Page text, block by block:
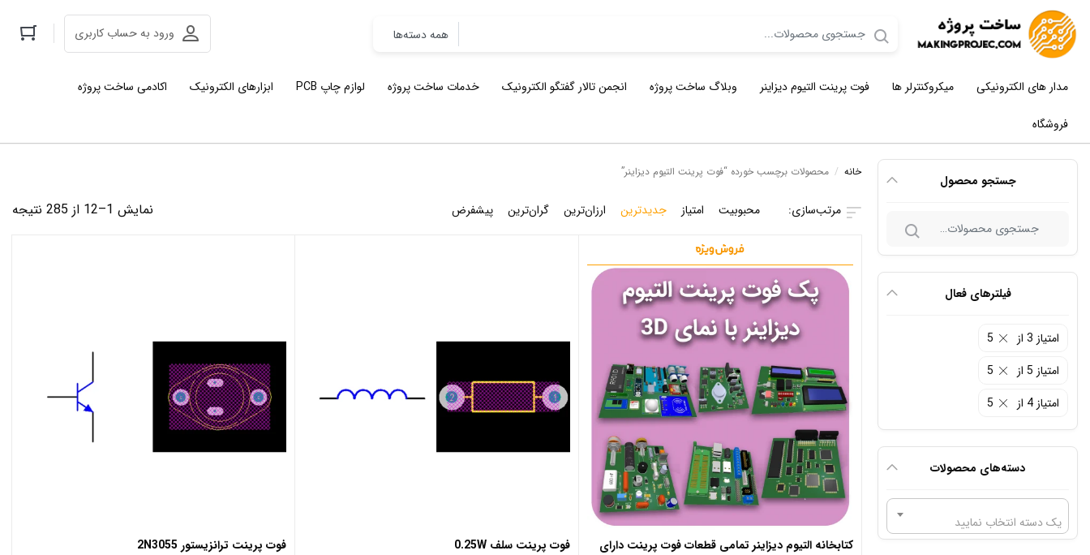
ورود به حساب کاربری
مدار های الکترونیکی میکروکنترلر ها فوت پرینت التیوم دیزاینر وبلاگ ساخت پروژه انجمن تالار گفتگو الکترونیک خدمات ساخت پروژه لوازم چاپ PCB ابزارهای الکترونیک اکادمی ساخت پروژه
فروشگاه
جستجو محصول
جستجو
فیلترهای فعال
امتیاز 3 از 5
امتیاز 5 از 5
امتیاز 4 از 5
دسته‌های محصولات
یک دسته انتخاب نمایید
خانه / محصولات برچسب خورده “فوت پرینت التیوم دیزاینر”
نمایش 1–12 از 285 نتیجه محبوبیت امتیاز جدیدترین ارزان‌ترین گران‌ترین پیشفرض
کتابخانه التیوم دیزاینر تمامی قطعات فوت پرینت دارای
فوت پرینت سلف 0.25W فوت پرینت ترانزیستور 2N3055